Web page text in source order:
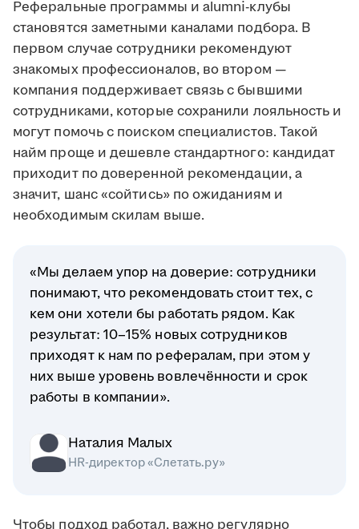
Реферальные программы и alumni-клубы
становятся заметными каналами подбора. В
первом случае сотрудники рекомендуют
знакомых профессионалов, во втором —
компания поддерживает связь с бывшими
сотрудниками, которые сохранили лояльность и
могут помочь с поиском специалистов. Такой
найм проще и дешевле стандартного: кандидат
приходит по доверенной рекомендации, а
значит, шанс «сойтись» по ожиданиям и
необходимым скилам выше.
«Мы делаем упор на доверие: сотрудники
понимают, что рекомендовать стоит тех, с
кем они хотели бы работать рядом. Как
результат: 10–15% новых сотрудников
приходят к нам по рефералам, при этом у
них выше уровень вовлечённости и срок
работы в компании».
Наталия Малых
HR-директор «Слетать.ру»